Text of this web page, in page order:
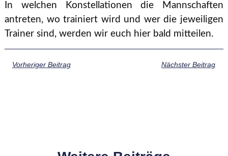
In welchen Konstellationen die Mannschaften
antreten, wo trainiert wird und wer die jeweiligen
Trainer sind, werden wir euch hier bald mitteilen.
Vorheriger Beitrag Nächster Beitrag